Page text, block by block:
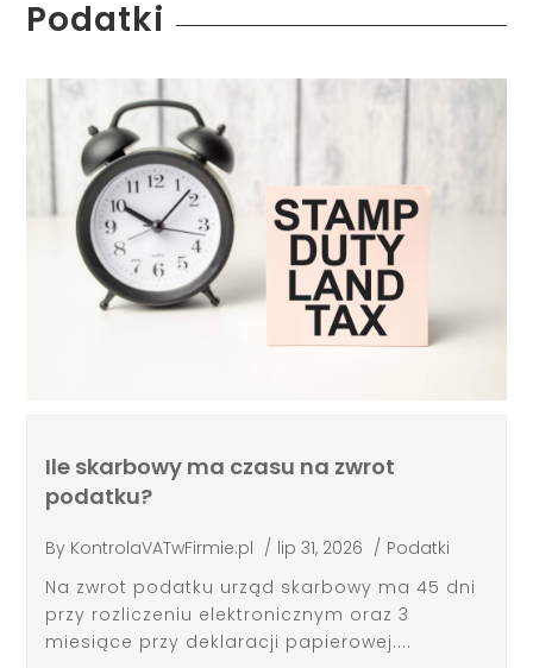
Podatki
Ile skarbowy ma czasu na zwrot
podatku?
By KontrolaVATwFirmie.pl / lip 31, 2026 / Podatki
Na zwrot podatku urząd skarbowy ma 45 dni
przy rozliczeniu elektronicznym oraz 3
miesiące przy deklaracji papierowej....